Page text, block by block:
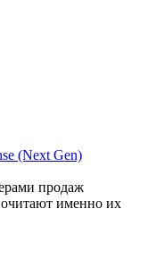
(Next Gen)
продаж
именно их